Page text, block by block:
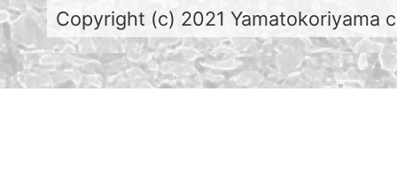
Copyright (c) 2021 Yamatokoriyama